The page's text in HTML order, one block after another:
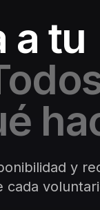
a tu
y
cada